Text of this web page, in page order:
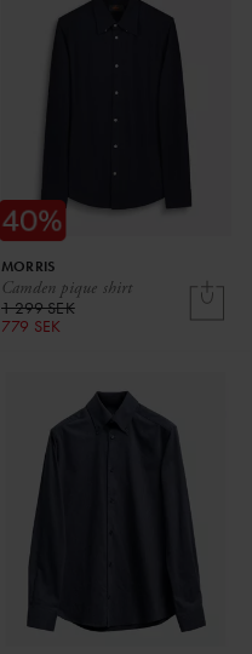
Camden pique shirt
MORRIS
1 299 SEK
779 SEK